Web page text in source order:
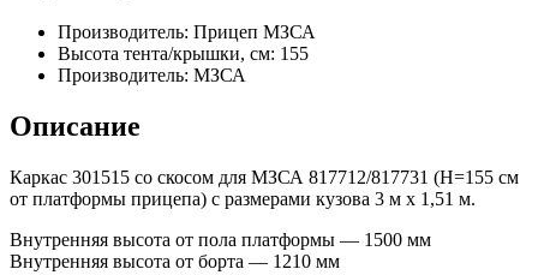
Производитель: Прицеп МЗСА
Высота тента/крышки, см: 155
Производитель: МЗСА
Описание
Каркас 301515 со скосом для МЗСА 817712/817731 (H=155 см
от платформы прицепа) с размерами кузова 3 м х 1,51 м.
Внутренняя высота от пола платформы — 1500 мм
Внутренняя высота от борта — 1210 мм